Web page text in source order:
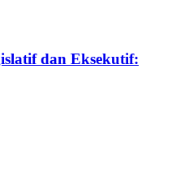
dan Eksekutif: